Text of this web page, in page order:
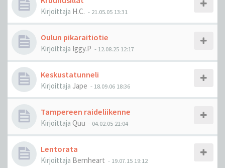
Kirjoittaja H.C. - 21.05.05 13:31
Oulun pikaraitiotie
Kirjoittaja Iggy.P - 12.08.25 12:17
Keskustatunneli
Kirjoittaja Jape - 18.09.06 18:36
Tampereen raideliikenne
Kirjoittaja Quu - 04.02.05 21:04
Lentorata
Kirjoittaja Bernheart - 19.07.15 19:12